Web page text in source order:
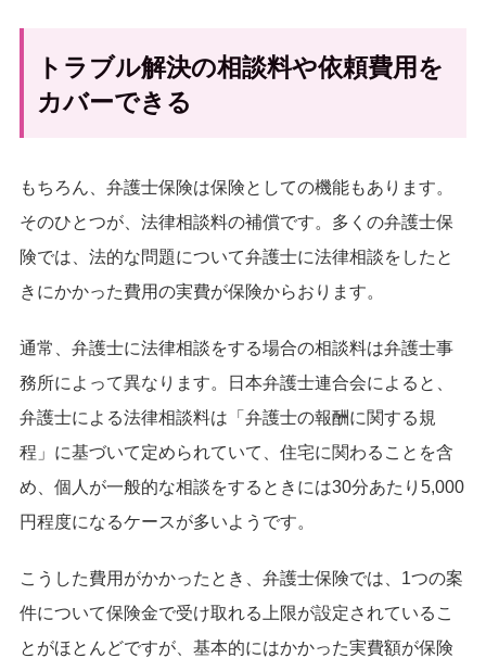
トラブル解決の相談料や依頼費用を
カバーできる
もちろん、弁護士保険は保険としての機能もあります。
そのひとつが、法律相談料の補償です。多くの弁護士保
険では、法的な問題について弁護士に法律相談をしたと
きにかかった費用の実費が保険からおります。
通常、弁護士に法律相談をする場合の相談料は弁護士事
務所によって異なります。日本弁護士連合会によると、
弁護士による法律相談料は「弁護士の報酬に関する規
程」に基づいて定められていて、住宅に関わることを含
め、個人が一般的な相談をするときには30分あたり5,000
円程度になるケースが多いようです。
こうした費用がかかったとき、弁護士保険では、1つの案
件について保険金で受け取れる上限が設定されているこ
とがほとんどですが、基本的にはかかった実費額が保険